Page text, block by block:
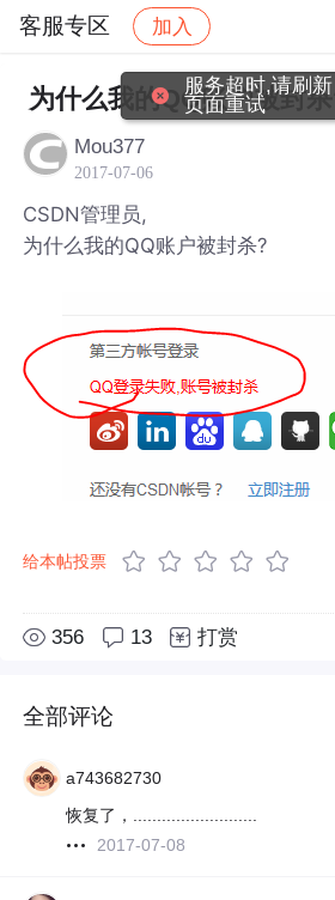
客服专区 加入
社区 客服专区 帖子详情
为什么我的QQ账户被封杀?
Mou377
2017-07-06
CSDN管理员,
为什么我的QQ账户被封杀?
给本帖投票
356 13 打赏
全部评论
a743682730
恢复了，..........................
2017-07-08
服务超时,请刷新
页面重试